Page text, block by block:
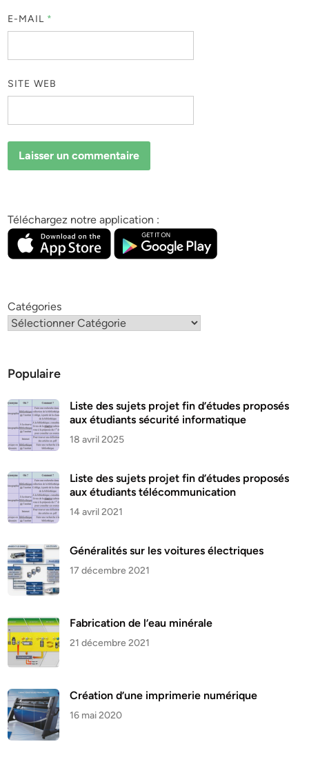
E-MAIL *
SITE WEB
Téléchargez notre application :
Catégories
Populaire
Liste des sujets projet fin d’études proposés
aux étudiants sécurité informatique
18 avril 2025
Liste des sujets projet fin d’études proposés
aux étudiants télécommunication
14 avril 2021
Généralités sur les voitures électriques
17 décembre 2021
Fabrication de l’eau minérale
21 décembre 2021
Création d’une imprimerie numérique
16 mai 2020